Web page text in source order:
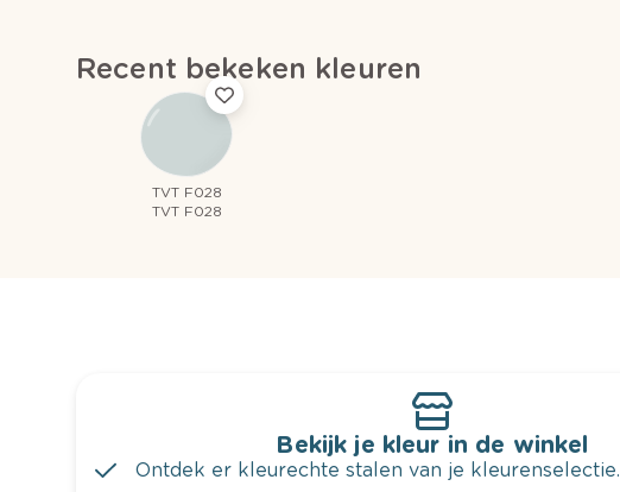
Recent bekeken kleuren
TVT F028
TVT F028
Bekijk je kleur in de winkel
Ontdek er kleurechte stalen van je kleurenselectie.